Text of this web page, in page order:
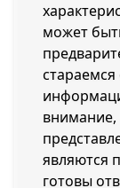
может
являются
готовы